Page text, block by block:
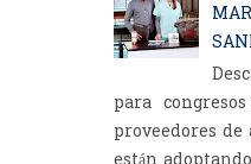
para
proveedores